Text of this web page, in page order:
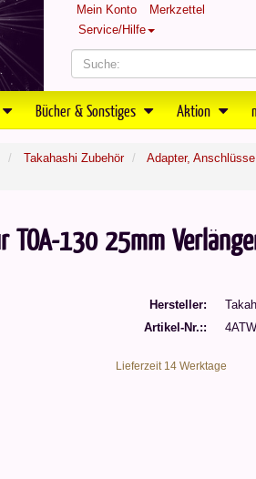
Mein Konto
Merkzettel
Service/Hilfe
Bücher & Sonstiges Aktion
Takahashi Zubehör
Adapter, Anschlüsse
130 25mm
Hersteller
Artikel-Nr.:
Lieferzeit 14 Werktage